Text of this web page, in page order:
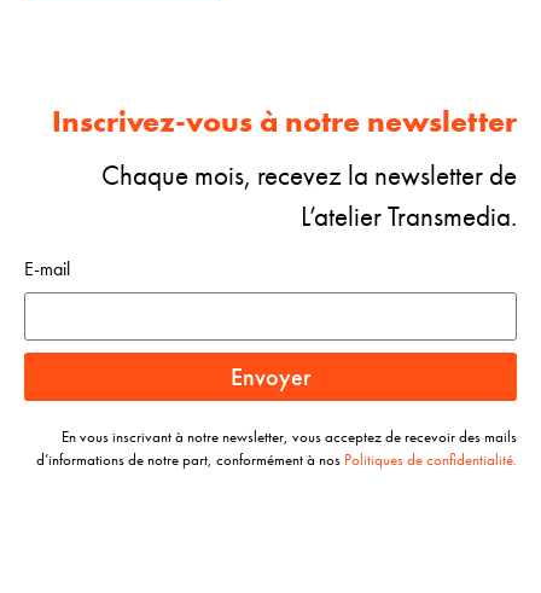
Inscrivez-vous à notre newsletter
Chaque mois, recevez la newsletter de
L’atelier Transmedia.
E-mail
Envoyer
En vous inscrivant à notre newsletter, vous acceptez de recevoir des mails
d’informations de notre part, conformément à nos Politiques de confidentialité.